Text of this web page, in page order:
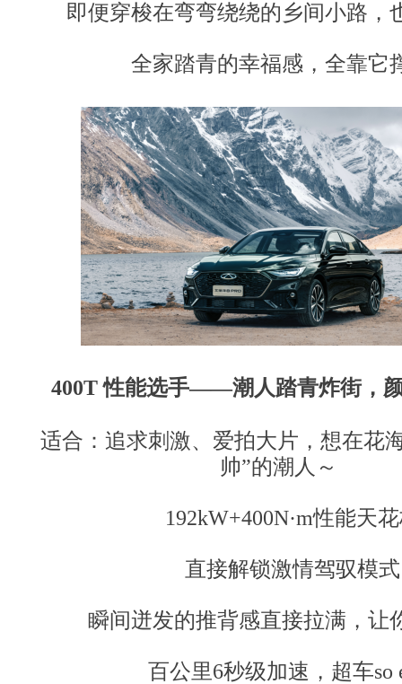
即便穿梭在弯弯绕绕的乡间小路，
全家踏青的幸福感，全靠它
400T 性能选手——潮人踏青炸街，
适合：追求刺激、爱拍大片，想在花
帅”的潮人～
192kW+400N·m性能天
直接解锁激情驾驭模式
瞬间迸发的推背感直接拉满，让
百公里6秒级加速，超车so